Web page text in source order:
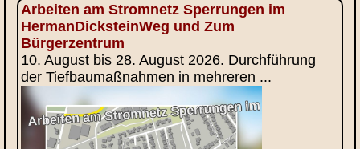
Arbeiten am Stromnetz Sperrungen im
HermanDicksteinWeg und Zum
Bürgerzentrum
10. August bis 28. August 2026. Durchführung
der Tiefbaumaßnahmen in mehreren ...